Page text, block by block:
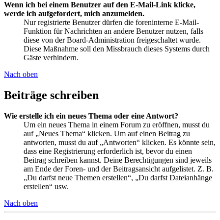
Wenn ich bei einem Benutzer auf den E-Mail-Link klicke,
werde ich aufgefordert, mich anzumelden.
Nur registrierte Benutzer dürfen die foreninterne E-Mail-
Funktion für Nachrichten an andere Benutzer nutzen, falls
diese von der Board-Administration freigeschaltet wurde.
Diese Maßnahme soll den Missbrauch dieses Systems durch
Gäste verhindern.
Nach oben
Beiträge schreiben
Wie erstelle ich ein neues Thema oder eine Antwort?
Um ein neues Thema in einem Forum zu eröffnen, musst du
auf „Neues Thema“ klicken. Um auf einen Beitrag zu
antworten, musst du auf „Antworten“ klicken. Es könnte sein,
dass eine Registrierung erforderlich ist, bevor du einen
Beitrag schreiben kannst. Deine Berechtigungen sind jeweils
am Ende der Foren- und der Beitragsansicht aufgelistet. Z. B.
„Du darfst neue Themen erstellen“, „Du darfst Dateianhänge
erstellen“ usw.
Nach oben